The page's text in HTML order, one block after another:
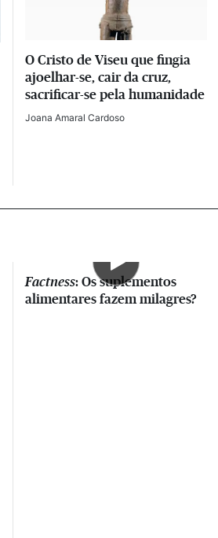
O Cristo de Viseu que fingia
ajoelhar-se, cair da cruz,
sacrificar-se pela humanidade
Joana Amaral Cardoso
Factness: Os suplementos
alimentares fazem milagres?